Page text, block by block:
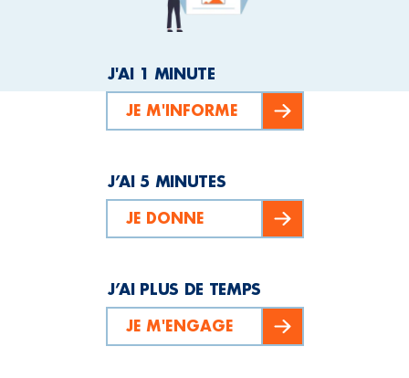
J'AI 1 MINUTE
JE M'INFORME
J’AI 5 MINUTES
JE DONNE
J’AI PLUS DE TEMPS
JE M'ENGAGE